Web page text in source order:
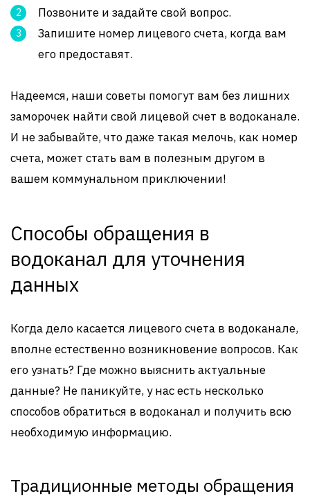
Позвоните и задайте свой вопрос.
Запишите номер лицевого счета, когда вам
его предоставят.
Надеемся, наши советы помогут вам без лишних
заморочек найти свой лицевой счет в водоканале.
И не забывайте, что даже такая мелочь, как номер
счета, может стать вам в полезным другом в
вашем коммунальном приключении!
Способы обращения в
водоканал для уточнения
данных
Когда дело касается лицевого счета в водоканале,
вполне естественно возникновение вопросов. Как
его узнать? Где можно выяснить актуальные
данные? Не паникуйте, у нас есть несколько
способов обратиться в водоканал и получить всю
необходимую информацию.
Традиционные методы обращения